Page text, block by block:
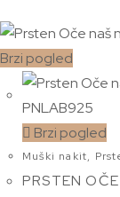
Brzi pogled
Brzi pogled
Muški nakit,
PRSTEN